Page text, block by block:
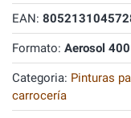
EAN:
Formato: Aerosol
Categoria: Pinturas
carrocería